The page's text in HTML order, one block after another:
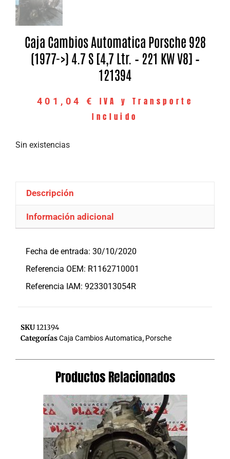
Caja Cambios Automatica Porsche 928
(1977->) 4.7 S [4,7 Ltr. – 221 KW V8] –
121394
401,04 €
IVA y Transporte
Incluido
Sin existencias
Descripción
Información adicional
Fecha de entrada: 30/10/2020
Referencia OEM: R1162710001
Referencia IAM: 9233013054R
SKU121394
CategoríasCaja Cambios Automatica, Porsche
Productos Relacionados